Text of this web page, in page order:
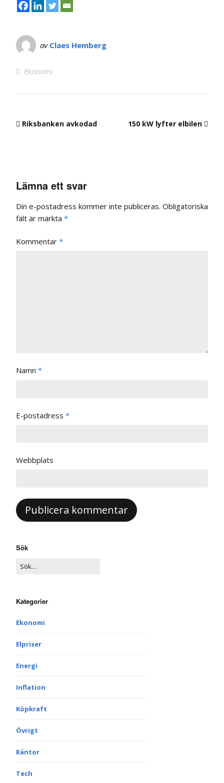
av Claes Hemberg
Ekonomi
Riksbanken avkodad 150 kW lyfter elbilen
Lämna ett svar
Din e-postadress kommer inte publiceras. Obligatoriska
fält är märkta *
Kommentar *
Namn *
E-postadress *
Webbplats
Sök
Kategorier
Ekonomi
Elpriser
Energi
Inflation
Köpkraft
Övrigt
Räntor
Tech